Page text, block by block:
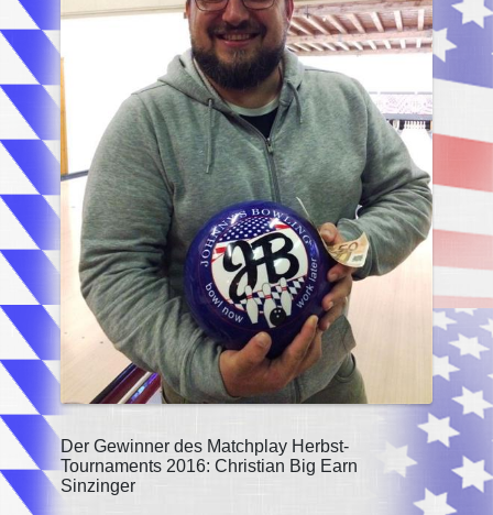
Der Gewinner des Matchplay Herbst-
Tournaments 2016: Christian Big Earn
Sinzinger